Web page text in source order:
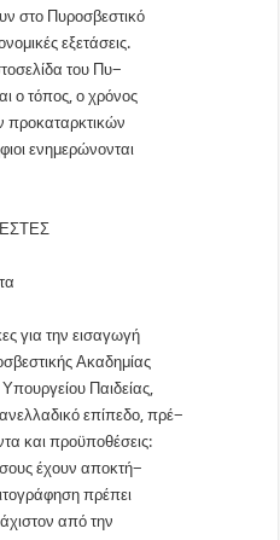
στο Πυροσβεστικό
εξετάσεις.
του Πυ−
ο τόπος, ο χρόνος
προκαταρκτικών
ενημερώνονται
για την εισαγωγή
Ακαδημίας
Παιδείας,
επίπεδο, πρέ−
και προϋποθέσεις:
έχουν αποκτή−
πρέπει
από την